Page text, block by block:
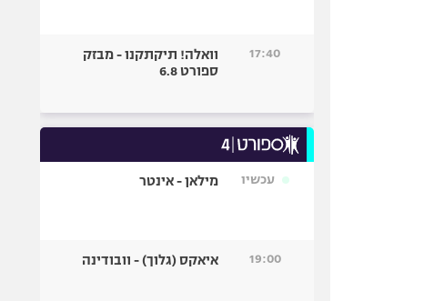
17:40
וואלה! תיקתקנו - מבזק
ספורט 6.8
עכשיו מילאן - אינטר
19:00 איאקס (גלוך) - וובודינה